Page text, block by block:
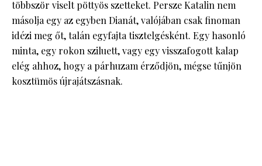
többször viselt pöttyös szetteket. Persze Katalin nem
másolja egy az egyben Dianát, valójában csak finoman
idézi meg őt, talán egyfajta tisztelgésként. Egy hasonló
minta, egy rokon sziluett, vagy egy visszafogott kalap
elég ahhoz, hogy a párhuzam érződjön, mégse tűnjön
kosztümös újrajátszásnak.